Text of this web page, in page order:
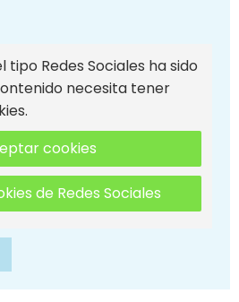
tipo Redes Sociales ha sido
necesita tener
cookies
de Redes Sociales